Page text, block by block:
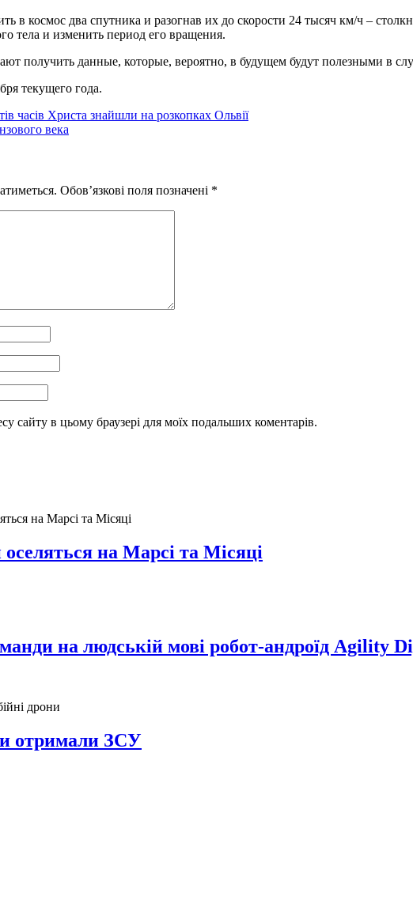
в космос два спутника и разогнав их до скорости 24 тысяч км/ч –
тела и изменить период его вращения.
получить данные, которые, вероятно, в будущем будут полезными в
текущего года.
часів Христа знайшли на розкопках Ольвії
века
Обов’язкові поля позначені *
сайту в цьому браузері для моїх подальших коментарів.
на Марсі та Місяці
на людській мові робот-андроїд Agility
отримали ЗСУ